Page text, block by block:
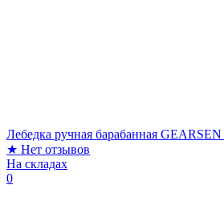
Лебедка ручная барабанная
★ Нет отзывов
На складах
0